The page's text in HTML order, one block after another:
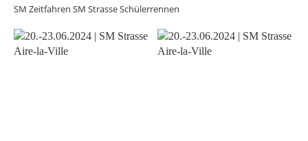
SM Zeitfahren SM Strasse Schülerrennen